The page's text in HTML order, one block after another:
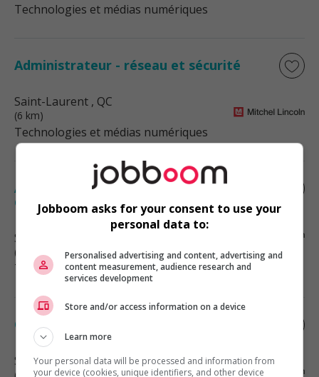
Technologies et médias numériques
Administrateur - réseau et sécurité
Saint-Laurent , QC
(6 km)
Technologies et médias numériques
Administrateur - systèmes et centre de
données
Saint-Laurent
(6 km)
Technologies et médias numériques
Gestionnaire de projet – analyste
Saint-Laurent, QC
Jobboom asks for your consent to use your
personal data to:
Personalised advertising and content, advertising and
content measurement, audience research and
services development
Store and/or access information on a device
Learn more
Your personal data will be processed and information from
your device (cookies, unique identifiers, and other device